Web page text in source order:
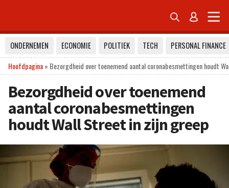
 
ONDERNEMEN ECONOMIE POLITIEK TECH
PERSONAL FINANCE
Hoofdpagina» Bezorgdheid over toenemend aantal coronabesmettingen houdt
Bezorgdheid over toenemend
aantal coronabesmettingen
houdt Wall Street in zijn greep